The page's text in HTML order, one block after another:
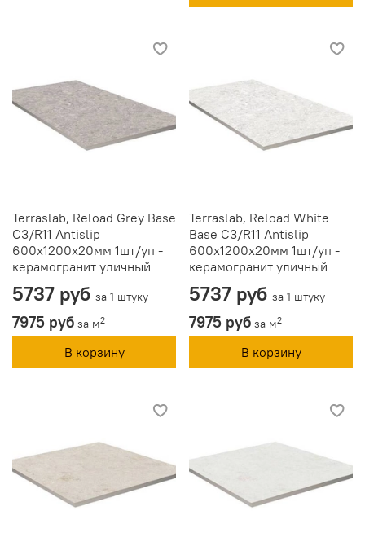
Terraslab, Reload Grey Base
C3/R11 Antislip
600х1200х20мм 1шт/уп -
керамогранит уличный
5737 руб за 1 штуку
7975 руб за м2
В корзину
Terraslab, Reload White
Base C3/R11 Antislip
600х1200х20мм 1шт/уп -
керамогранит уличный
5737 руб за 1 штуку
7975 руб за м2
В корзину